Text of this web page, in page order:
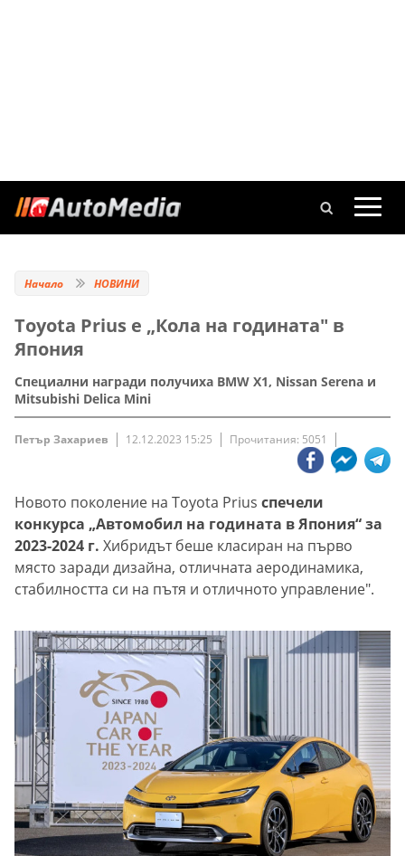
Начало НОВИНИ
Toyota Prius e „Кола на годината" в
Япония
Специални награди получиха BMW X1, Nissan Serena и
Mitsubishi Delica Mini
Петър Захариев 12.12.2023 15:25 Прочитания: 5051
Новото поколение на Toyota Prius спечели
конкурса „Автомобил на годината в Япония“ за
2023-2024 г. Хибридът беше класиран на първо
място заради дизайна, отличната аеродинамика,
стабилността си на пътя и отличното управление".